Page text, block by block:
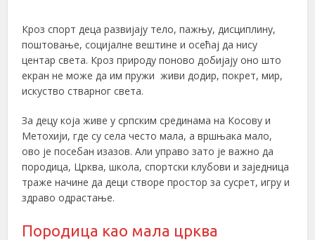
Кроз спорт деца развијају тело, пажњу, дисциплину,
поштовање, социјалне вештине и осећај да нису
центар света. Кроз природу поново добијају оно што
екран не може да им пружи живи додир, покрет, мир,
искуство стварног света.
За децу која живе у српским срединама на Косову и
Метохији, где су села често мала, а вршњака мало,
ово је посебан изазов. Али управо зато је важно да
породица, Црква, школа, спортски клубови и заједница
траже начине да деци створе простор за сусрет, игру и
здраво одрастање.
Породица као мала црква